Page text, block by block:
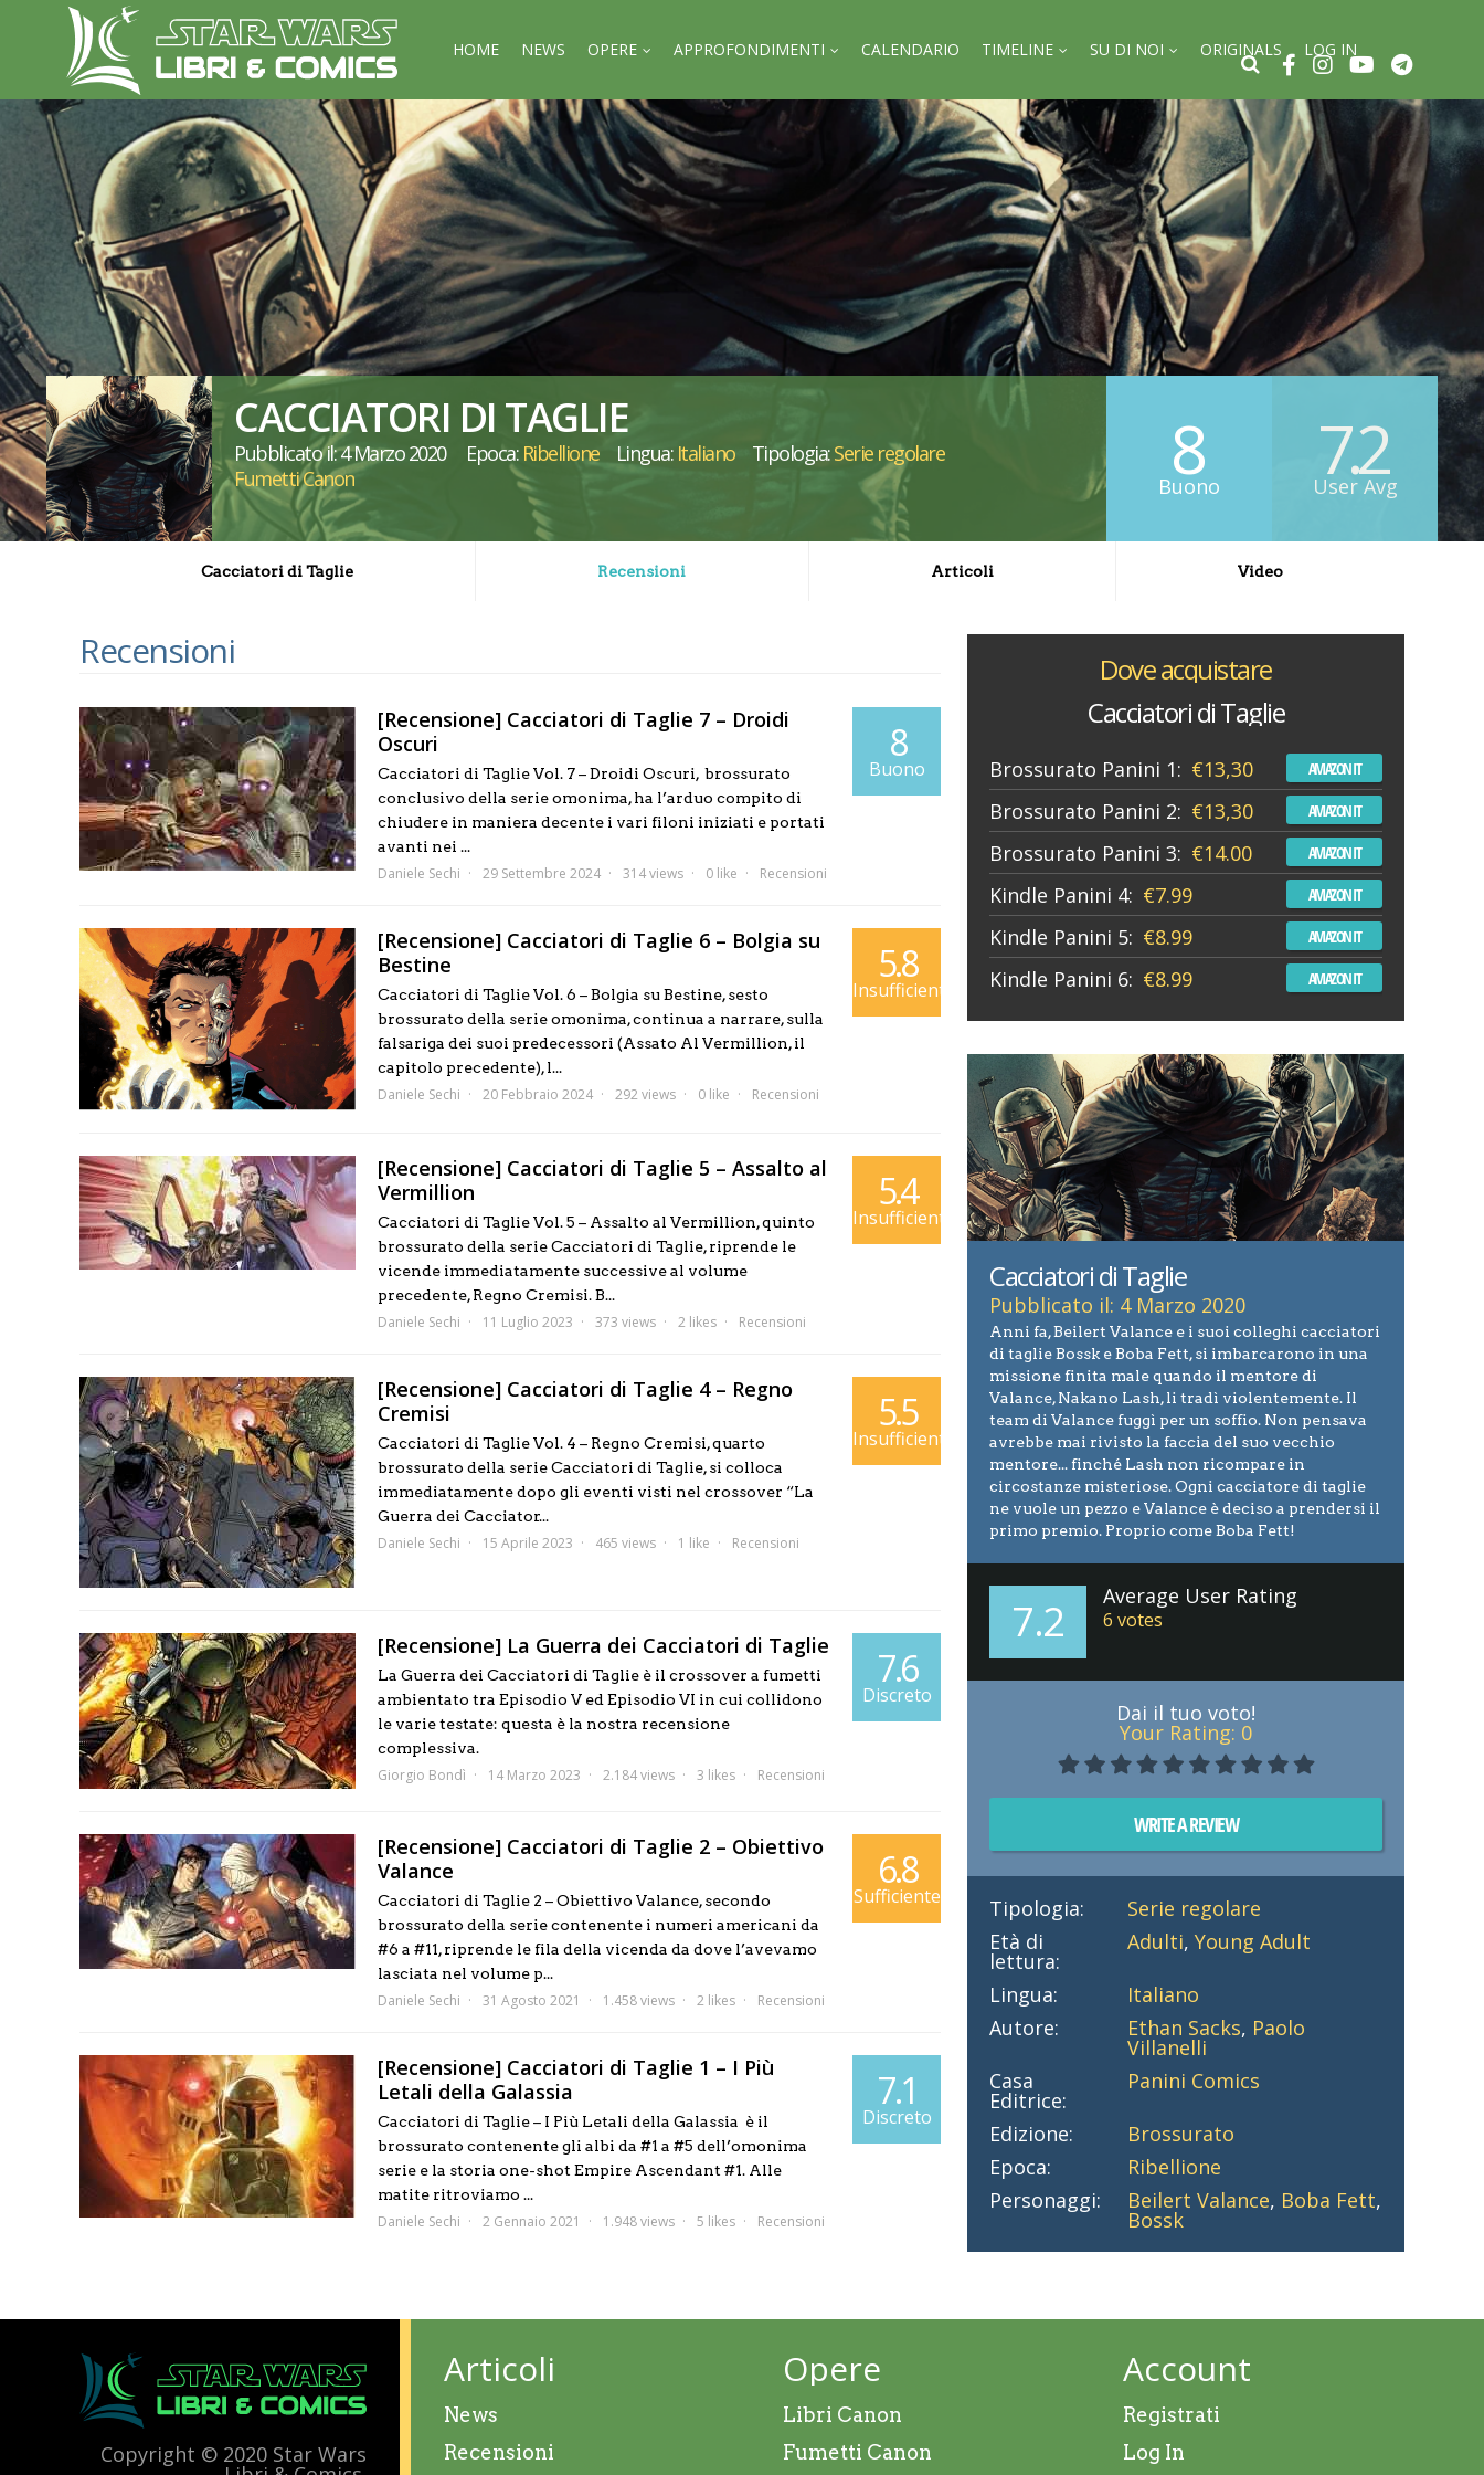
HOME NEWS OPERE APPROFONDIMENTI CALENDARIO TIMELINE SU DI NOI ORIGINALS LOG IN
CACCIATORI DI TAGLIE
Pubblicato il: 4 Marzo 2020 Epoca: Ribellione Lingua: Italiano Tipologia:Serie regolare
Fumetti Canon
8
Buono 7.2
User Avg
Cacciatori di Taglie Recensioni Articoli Video
Recensioni
[Recensione] Cacciatori di Taglie 7 – Droidi
Oscuri
Cacciatori di Taglie Vol. 7 – Droidi Oscuri, brossurato
conclusivo della serie omonima, ha l’arduo compito di
chiudere in maniera decente i vari filoni iniziati e portati
avanti nei ...
Daniele Sechi 29 Settembre 2024 314 views 0 like Recensioni
8
Buono
[Recensione] Cacciatori di Taglie 6 – Bolgia su
Bestine
Cacciatori di Taglie Vol. 6 – Bolgia su Bestine, sesto
brossurato della serie omonima, continua a narrare, sulla
falsariga dei suoi predecessori (Assato Al Vermillion, il
capitolo precedente), l...
Daniele Sechi 20 Febbraio 2024 292 views 0 like Recensioni
5.8
Insufficiente
[Recensione] Cacciatori di Taglie 5 – Assalto al
Vermillion
Cacciatori di Taglie Vol. 5 – Assalto al Vermillion, quinto
brossurato della serie Cacciatori di Taglie, riprende le
vicende immediatamente successive al volume
precedente, Regno Cremisi. B...
Daniele Sechi 11 Luglio 2023 373 views 2 likes Recensioni
5.4
Insufficiente
[Recensione] Cacciatori di Taglie 4 – Regno
Cremisi
Cacciatori di Taglie Vol. 4 – Regno Cremisi, quarto
brossurato della serie Cacciatori di Taglie, si colloca
immediatamente dopo gli eventi visti nel crossover “La
Guerra dei Cacciator...
Daniele Sechi 15 Aprile 2023 465 views 1 like Recensioni
5.5
Insufficiente
[Recensione] La Guerra dei Cacciatori di Taglie
La Guerra dei Cacciatori di Taglie è il crossover a fumetti
ambientato tra Episodio V ed Episodio VI in cui collidono
le varie testate: questa è la nostra recensione
complessiva.
Giorgio Bondì 14 Marzo 2023 2.184 views 3 likes Recensioni
7.6
Discreto
[Recensione] Cacciatori di Taglie 2 – Obiettivo
Valance
Cacciatori di Taglie 2 – Obiettivo Valance, secondo
brossurato della serie contenente i numeri americani da
#6 a #11, riprende le fila della vicenda da dove l’avevamo
lasciata nel volume p...
Daniele Sechi 31 Agosto 2021 1.458 views 2 likes Recensioni
6.8
Sufficiente
[Recensione] Cacciatori di Taglie 1 – I Più
Letali della Galassia
Cacciatori di Taglie – I Più Letali della Galassia è il
brossurato contenente gli albi da #1 a #5 dell’omonima
serie e la storia one-shot Empire Ascendant #1. Alle
matite ritroviamo ...
Daniele Sechi 2 Gennaio 2021 1.948 views 5 likes Recensioni
7.1
Discreto
Dove acquistare
Cacciatori di Taglie
Brossurato Panini 1: €13,30 AMAZON IT
Brossurato Panini 2: €13,30 AMAZON IT
Brossurato Panini 3: €14.00 AMAZON IT
Kindle Panini 4: €7.99 AMAZON IT
Kindle Panini 5: €8.99 AMAZON IT
Kindle Panini 6: €8.99 AMAZON IT
Cacciatori di Taglie
Pubblicato il: 4 Marzo 2020
Anni fa, Beilert Valance e i suoi colleghi cacciatori
di taglie Bossk e Boba Fett, si imbarcarono in una
missione finita male quando il mentore di
Valance, Nakano Lash, li tradì violentemente. Il
team di Valance fuggì per un soffio. Non pensava
avrebbe mai rivisto la faccia del suo vecchio
mentore... finché Lash non ricompare in
circostanze misteriose. Ogni cacciatore di taglie
ne vuole un pezzo e Valance è deciso a prendersi il
primo premio. Proprio come Boba Fett!
7.2 Average User Rating
6 votes
Dai il tuo voto!
Your Rating: 0
WRITE A REVIEW
Tipologia:
Serie regolare
Età di
lettura:
Adulti, Young Adult
Lingua:
Italiano
Autore:
Ethan Sacks, Paolo
Villanelli
Casa
Editrice:
Panini Comics
Edizione:
Brossurato
Epoca:
Ribellione
Personaggi:
Beilert Valance, Boba Fett,
Bossk
Copyright © 2020 Star Wars
Articoli
News
Recensioni
Opere
Libri Canon
Fumetti Canon
Account
Registrati
Log In